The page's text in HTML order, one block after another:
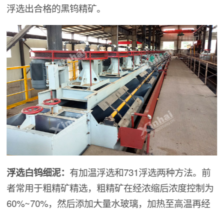
浮选出合格的黑钨精矿。
浮选白钨细泥： 有加温浮选和731浮选两种方法。前
者常用于粗精矿精选，粗精矿在经浓缩后浓度控制为
60%~70%，然后添加大量水玻璃，加热至高温再经